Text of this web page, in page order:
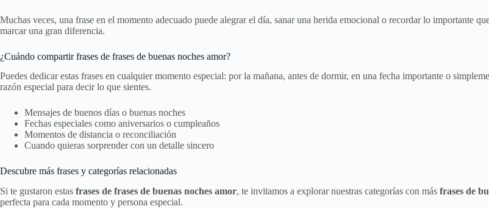
Muchas veces, una frase en el momento adecuado puede alegrar el día, sanar una herida emocional o recordar lo importante
marcar una gran diferencia.
¿Cuándo compartir frases de frases de buenas noches amor?
Puedes dedicar estas frases en cualquier momento especial: por la mañana, antes de dormir, en una fecha importante o
razón especial para decir lo que sientes.
Mensajes de buenos días o buenas noches
Fechas especiales como aniversarios o cumpleaños
Momentos de distancia o reconciliación
Cuando quieras sorprender con un detalle sincero
Descubre más frases y categorías relacionadas
Si te gustaron estas frases de frases de buenas noches amor, te invitamos a explorar nuestras categorías con más frases de
perfecta para cada momento y persona especial.